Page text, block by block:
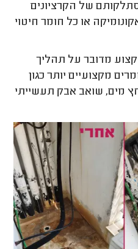
של הקרציונים
או כל חומר חיטוי
מדובר על תהליך
מקצועיים יותר כגון
מים, שואב אבק תעשייתי